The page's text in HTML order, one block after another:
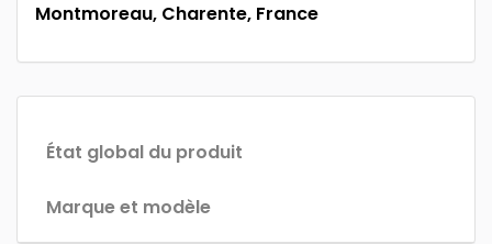
Montmoreau, Charente, France
État global du produit
Marque et modèle